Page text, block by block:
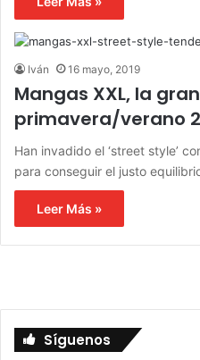
Iván 16 mayo, 2019
Mangas XXL, la
primavera/verano
Han invadido el ‘street style’
para conseguir el justo
Leer Más »
Síguenos